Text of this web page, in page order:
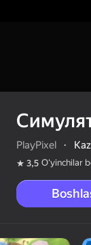
PlayPixel ·
3,5 Oʻyinchilar